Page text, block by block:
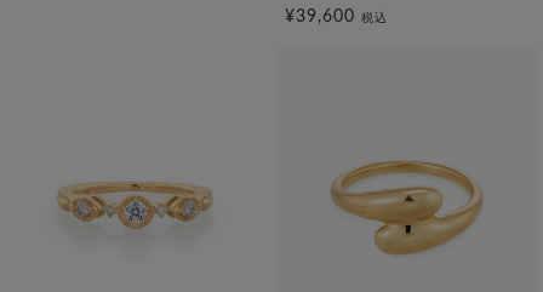
¥39,600 税込